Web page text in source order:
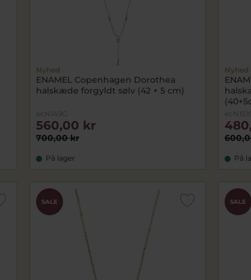
Nyhed
ENAMEL Copenhagen Dorothea
halskæde forgyldt sølv (42 + 5 cm)
ecN149G
700,00 kr
560,00 kr
På lager
Nyhed
På
SALE SALE